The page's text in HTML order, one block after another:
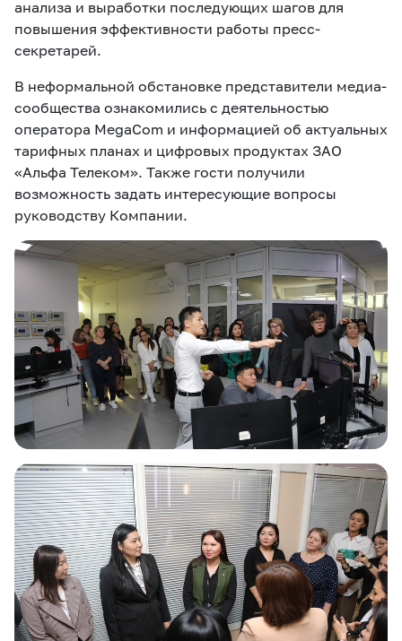
анализа и выработки последующих шагов для
повышения эффективности работы пресс-
секретарей.
В неформальной обстановке представители медиа-
сообщества ознакомились с деятельностью
оператора MegaCom и информацией об актуальных
тарифных планах и цифровых продуктах ЗАО
«Альфа Телеком». Также гости получили
возможность задать интересующие вопросы
руководству Компании.